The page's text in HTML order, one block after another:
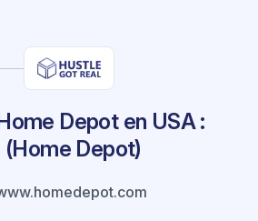
Depot en USA :
Depot)